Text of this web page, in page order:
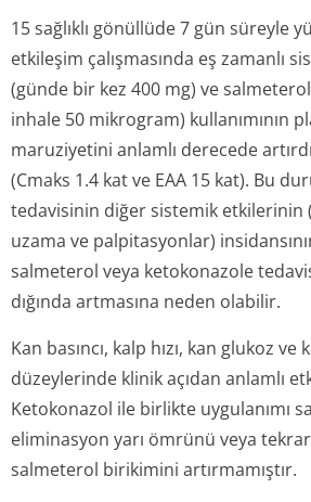
15 sağlıklı gönüllüde 7 gün süreyle
etkileşim çalışmasında eş zamanlı
(günde bir kez 400 mg) ve
inhale 50 mikrogram) kullanımının
maruziyetini anlamlı derecede
(Cmaks 1.4 kat ve EAA 15 kat). Bu
tedavisinin diğer sistemik etkilerinin
uzama ve palpitasyonlar)
salmeterol veya ketokonazole
dığında artmasına neden olabilir.
Kan basıncı, kalp hızı, kan glukoz
düzeylerinde klinik açıdan anlamlı
Ketokonazol ile birlikte uygulanımı
eliminasyon yarı ömrünü veya
salmeterol birikimini artırmamıştır.